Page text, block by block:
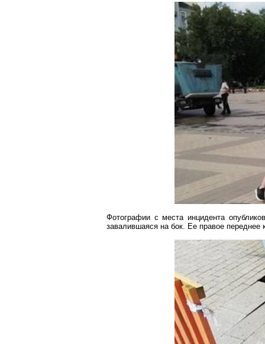
Фотографии с места инцидента
завалившаяся на бок. Ее правое переднее